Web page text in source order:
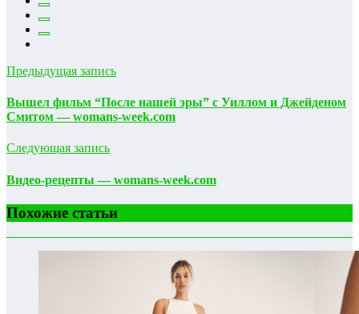
Предыдущая запись
Вышел фильм “После нашей эры” с Уиллом и Джейденом
Смитом — womans-week.com
Следующая запись
Видео-рецепты — womans-week.com
Похожие статьи